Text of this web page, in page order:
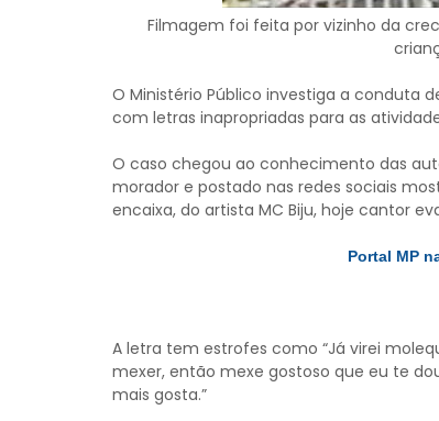
Filmagem foi feita por vizinho da
O Ministério Público investiga a conduta
com letras inapropriadas para as
O caso chegou ao conhecimento das
morador e postado nas redes sociais
encaixa, do artista MC Biju, hoje cantor
Portal MP
A letra tem estrofes como “Já virei
mexer, então mexe gostoso que eu te
mais gosta.”